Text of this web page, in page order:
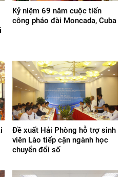
Kỷ niệm 69 năm cuộc tiến
công pháo đài Moncada, Cuba
Đề xuất Hải Phòng hỗ trợ sinh
viên Lào tiếp cận ngành học
chuyển đổi số